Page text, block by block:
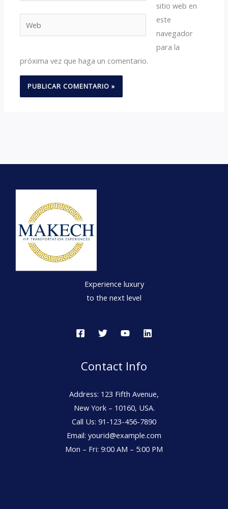
sitio web en
este
navegador
para la
próxima vez que haga un comentario.
Experience luxury
to the next level
Contact Info
Address: 123 Fifth Avenue,
New York – 10160, USA.
Call Us: 91-123-456-7890
Email: yourid@example.com
Mon – Fri: 9:00 AM – 5:00 PM